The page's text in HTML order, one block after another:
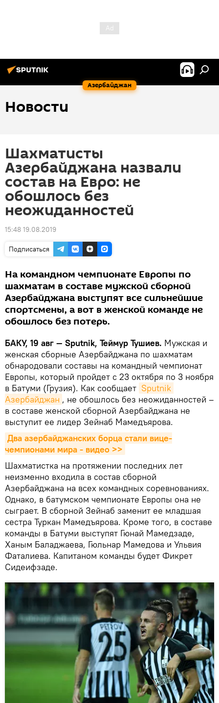
Азербайджан
Новости
Шахматисты
Азербайджана назвали
состав на Евро: не
обошлось без
неожиданностей
15:48 19.08.2019
Подписаться
На командном чемпионате Европы по
шахматам в составе мужской сборной
Азербайджана выступят все сильнейшие
спортсмены, а вот в женской команде не
обошлось без потерь.
БАКУ, 19 авг — Sputnik, Теймур Тушиев. Мужская и
женская сборные Азербайджана по шахматам
обнародовали составы на командный чемпионат
Европы, который пройдет с 23 октября по 3 ноября
в Батуми (Грузия). Как сообщает Sputnik
Азербайджан , не обошлось без неожиданностей –
в составе женской сборной Азербайджана не
выступит ее лидер Зейнаб Мамедъярова.
Два азербайджанских борца стали вице-
чемпионами мира - видео >>
Шахматистка на протяжении последних лет
неизменно входила в состав сборной
Азербайджана на всех командных соревнованиях.
Однако, в батумском чемпионате Европы она не
сыграет. В сборной Зейнаб заменит ее младшая
сестра Туркан Мамедъярова. Кроме того, в составе
команды в Батуми выступят Гюнай Мамедзаде,
Ханым Баладжаева, Гюльнар Мамедова и Ульвия
Фаталиева. Капитаном команды будет Фикрет
Сидеифзаде.